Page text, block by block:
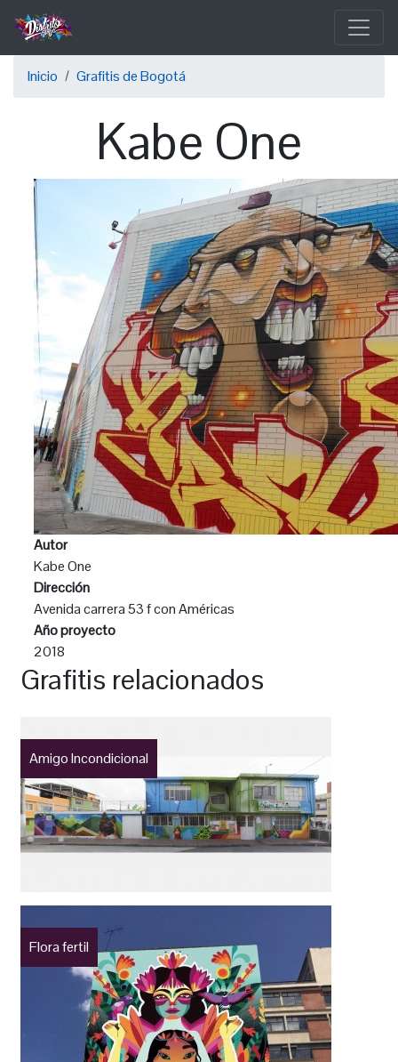
Pasar
contenido
principalSobrescribir
ayuda
navegación
Inicio Grafitis de Bogotá
Kabe One
Autor
Kabe One
Dirección
Avenida carrera 53 f con Américas
Año proyecto
2018
Grafitis relacionados
Amigo Incondicional
Flora fertil